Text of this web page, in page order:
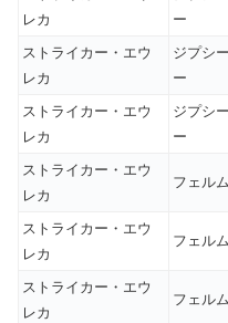
レカ
ー
ストライカー・エウ
レカ
ジプシ
ー
ストライカー・エウ
レカ
ジプシ
ー
ストライカー・エウ
レカ
フェルム
ストライカー・エウ
レカ
フェルム
ストライカー・エウ
レカ
フェルム